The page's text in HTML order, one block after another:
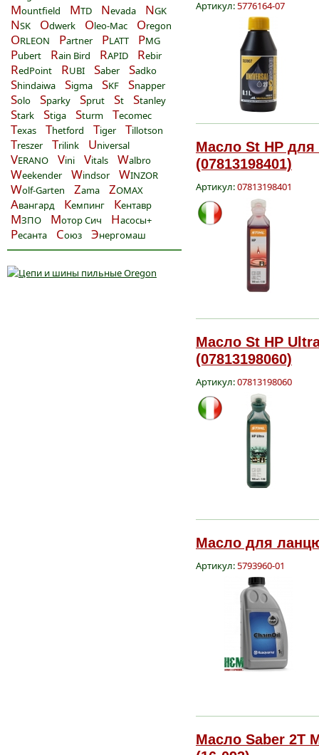
Mountfield MTD Nevada NGK
NSK Odwerk Oleo-Mac Oregon
ORLEON Partner PLATT PMG
Pubert Rain Bird RAPID Rebir
RedPoint RUBI Saber Sadko
Shindaiwa Sigma SKF Snapper
Solo Sparky Sprut St Stanley
Stark Stiga Sturm Tecomec
Texas Thetford Tiger Tillotson
Treszer Trilink Universal
VERANO Vini Vitals Walbro
Weekender Windsor WINZOR
Wolf-Garten Zama ZOMAX
Авангард Кемпинг Кентавр
МЗПО Мотор Сич Насосы+
Ресанта Союз Энергомаш
Артикул:5776164-07
Масло St HP для
(07813198401)
Артикул:07813198401
Масло St HP
(07813198060)
Артикул:07813198060
Масло для
Артикул:5793960-01
Масло Saber 2T